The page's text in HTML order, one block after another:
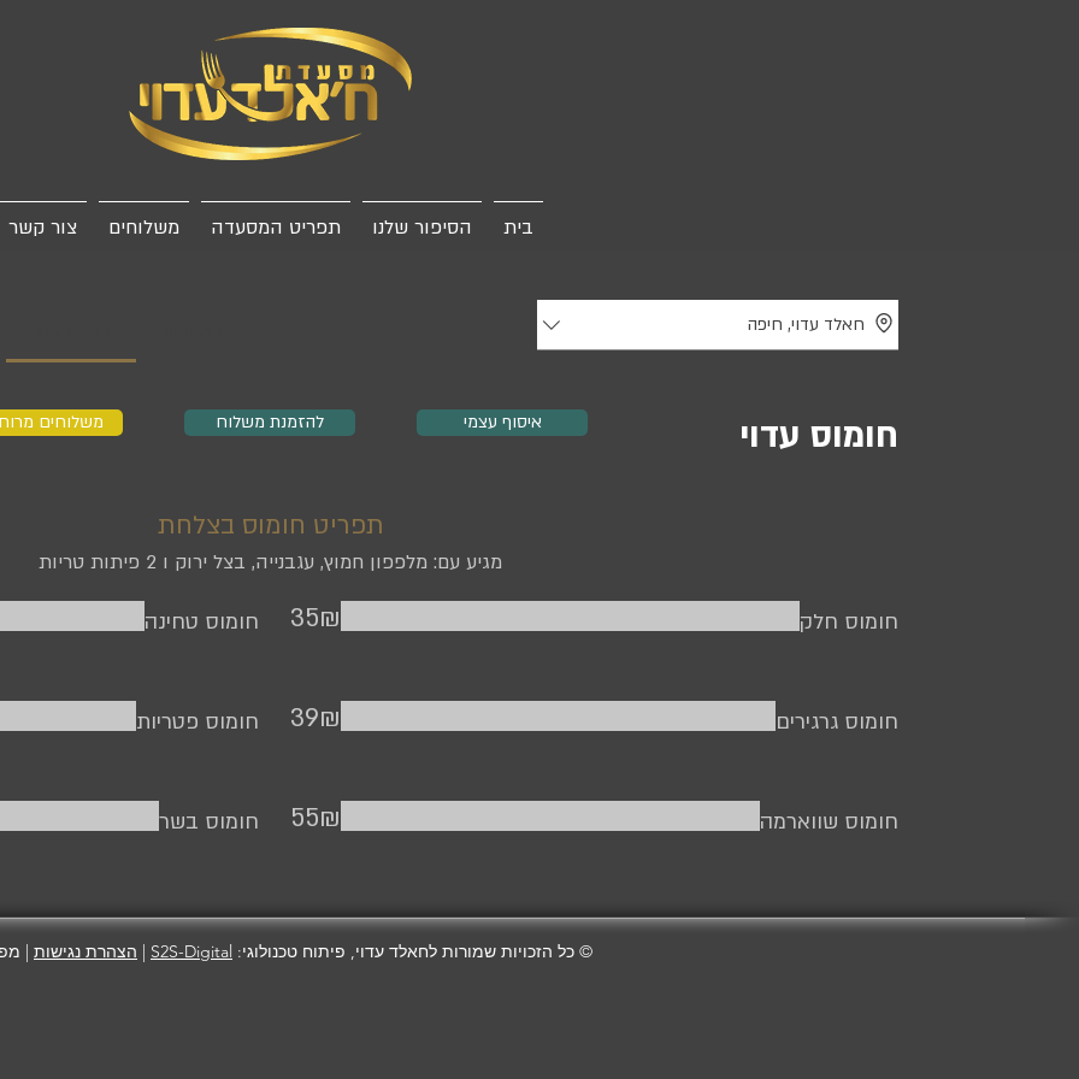
בית הסיפור שלנו תפריט המסעדה משלוחים צור קשר
חאלד עדוי, חיפה
חומוס עדוי
תפריט חומוס בצלחת
מגיע עם: מלפפון חמוץ, עגבנייה, בצל ירוק ו 2 פיתות טריות
חומוס חלק ‏35 ‏₪ חומוס טחינה
חומוס גרגירים ‏39 ‏₪ חומוס פטריות
חומוס שווארמה ‏55 ‏₪ חומוס בשר
משלוחים להזמנת משלוח איסוף עצמי
© כל הזכויות שמורות לחאלד עדוי, פיתוח טכנולוגי: S2S-Digital
| הצהרת נגישות |